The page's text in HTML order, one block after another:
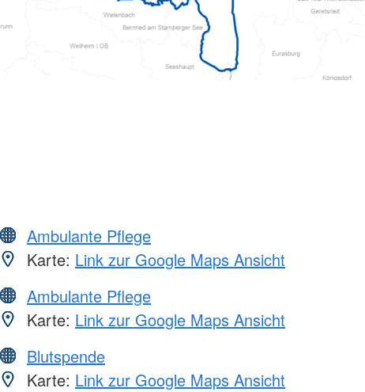
Ambulante Pflege
Karte: Link zur Google Maps Ansicht
Ambulante Pflege
Karte: Link zur Google Maps Ansicht
Blutspende
Karte: Link zur Google Maps Ansicht